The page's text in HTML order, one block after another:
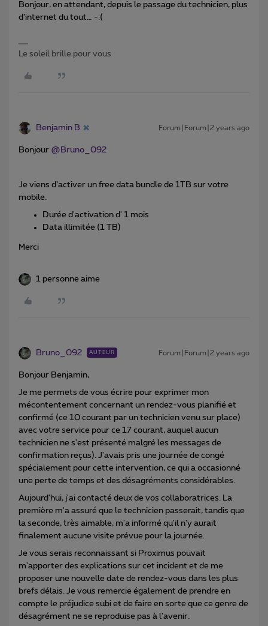
Bonjour, en attendant, depuis le passage du technicien, plus
d’internet du tout… -:(
Le soleil brille pour vous
Benjamin B Forum|Forum|2 years ago
Bonjour @Bruno_092
Je viens d’activer un free data bundle de 1TB sur votre
mobile.
Durée d'activation d' 1 mois
Data illimitée (1 TB)
Merci
1 personne aime
Bruno_092 AUTEUR Forum|Forum|2 years ago
Bonjour Benjamin,
Je me permets de vous écrire pour exprimer mon
mécontentement concernant un rendez-vous planifié et
confirmé (ce 10 courant par un technicien venu sur place)
avec votre service pour ce 17 courant, auquel aucun
technicien ne s'est présenté malgré les messages de
confirmation reçus). J'avais pris une journée de congé
spécialement pour cette intervention, ce qui a occasionné
une perte de temps et des désagréments considérables.
Aujourd'hui, j'ai contacté deux de vos collaboratrices. La
première m'a assuré que le technicien passerait, tandis que
la seconde, très aimable, m'a informé qu'il n'y aurait
finalement aucune visite prévue pour la journée.
Je vous serais reconnaissant si Proximus pouvait
m'apporter des explications sur cet incident et de me
proposer une nouvelle date de rendez-vous dans les plus
brefs délais. Je vous remercie également de prendre en
compte le préjudice subi et de faire en sorte que ce genre de
désagrément ne se reproduise pas à l'avenir.